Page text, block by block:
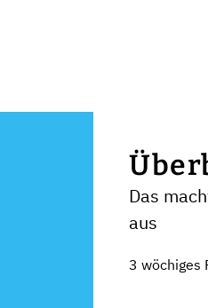
Das
aus
3 wöchiges